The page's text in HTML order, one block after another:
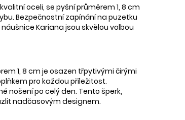
oceli, se pyšní průměrem 1, 8 cm
Bezpečnostní zapínání na puzetku
Kariana jsou skvělou volbou
1, 8 cm je osazen třpytivými čirými
pro každou příležitost.
nošení po celý den. Tento šperk,
nadčasovým designem.